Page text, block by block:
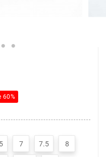
60%
7 7.5 8